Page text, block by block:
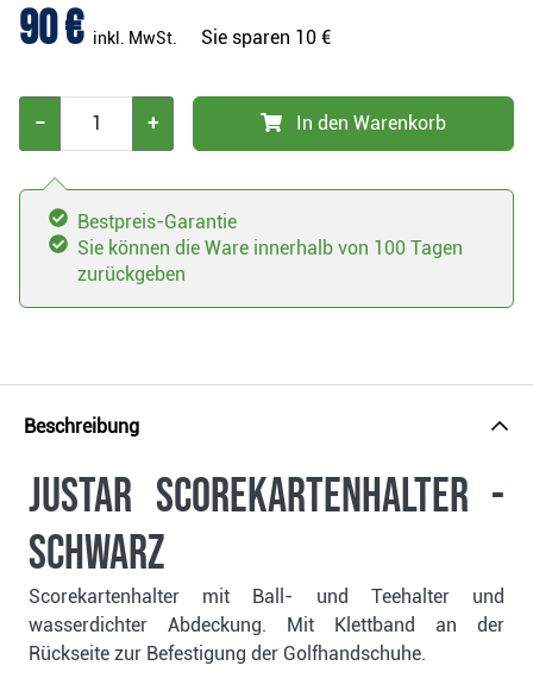
90 € inkl. MwSt. Sie sparen 10 €
− + In den Warenkorb
Bestpreis-Garantie
Sie können die Ware innerhalb von 100 Tagen
zurückgeben
Beschreibung
JuStar Scorekartenhalter -
schwarz
Scorekartenhalter mit Ball- und Teehalter und
wasserdichter Abdeckung. Mit Klettband an der
Rückseite zur Befestigung der Golfhandschuhe.